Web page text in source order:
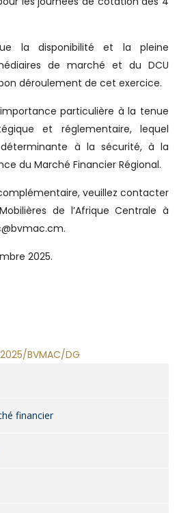
la disponibilité et la pleine
de marché et du DCU
bon déroulement de cet exercice.
particulière à la tenue
et réglementaire, lequel
à la sécurité, à la
du Marché Financier Régional.
veuillez contacter
de l’Afrique Centrale à
2025.
BVMAC/DG
financier